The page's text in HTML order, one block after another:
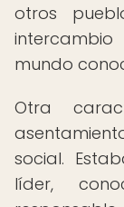
otros
mundo
Otra
social.
líder,